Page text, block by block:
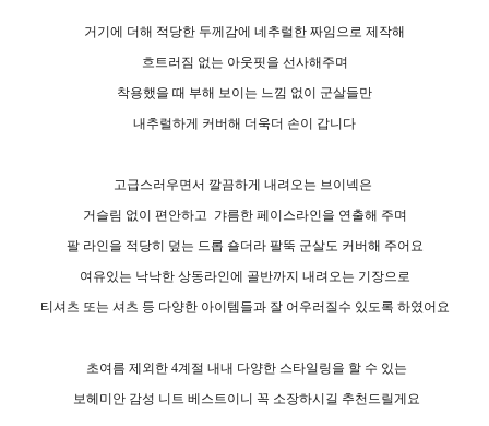
거기에 더해 적당한 두께감에 네추럴한 짜임으로 제작해
흐트러짐 없는 아웃핏을 선사해주며
착용했을 때 부해 보이는 느낌 없이 군살들만
내추럴하게 커버해 더욱더 손이 갑니다
고급스러우면서 깔끔하게 내려오는 브이넥은
거슬림 없이 편안하고 갸름한 페이스라인을 연출해 주며
팔 라인을 적당히 덮는 드롭 숄더라 팔뚝 군살도 커버해 주어요
여유있는 낙낙한 상동라인에 골반까지 내려오는 기장으로
티셔츠 또는 셔츠 등 다양한 아이템들과 잘 어우러질수 있도록 하였어요
초여름 제외한 4계절 내내 다양한 스타일링을 할 수 있는
보헤미안 감성 니트 베스트이니 꼭 소장하시길 추천드릴게요